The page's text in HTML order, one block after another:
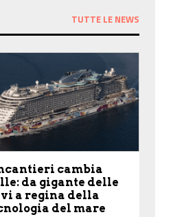
TUTTE LE NEWS
cambia
da gigante delle
a regina della
del mare